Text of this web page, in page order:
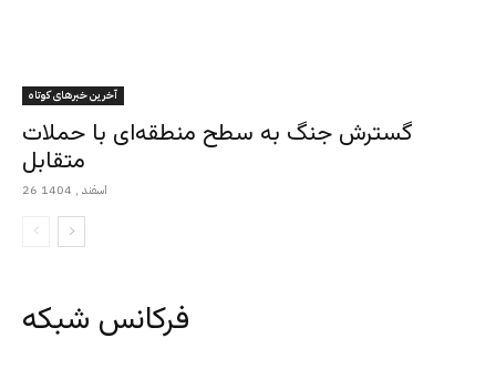
آخرین خبرهای کوتاه
گسترش جنگ به سطح منطقه‌ای با حملات
متقابل
26 اسفند , 1404
فرکانس شبکه